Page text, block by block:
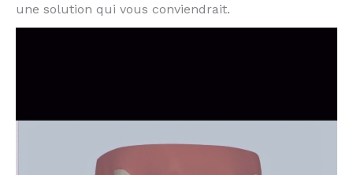
une solution qui vous conviendrait.